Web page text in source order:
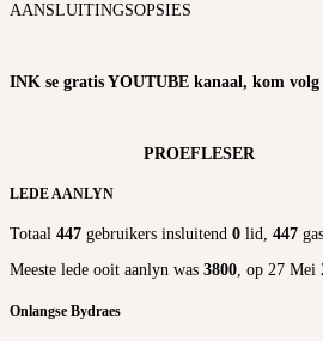
AANSLUITINGSOPSIES
INK se gratis YOUTUBE kanaal, kom volg
PROEFLESER
LEDE AANLYN
Totaal 447 gebruikers insluitend 0 lid, 447
Meeste lede ooit aanlyn was 3800, op 27 Mei
Onlangse Bydraes